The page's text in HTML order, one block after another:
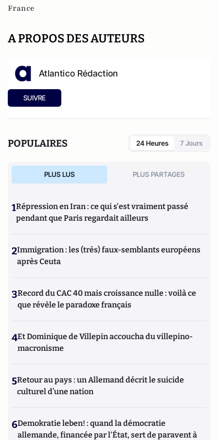
France
A PROPOS DES AUTEURS
Atlantico Rédaction
SUIVRE
POPULAIRES 24 Heures 7 Jours
PLUS LUS PLUS PARTAGES
1Répression en Iran : ce qui s'est vraiment passé
pendant que Paris regardait ailleurs
2Immigration : les (très) faux-semblants européens
après Ceuta
3Record du CAC 40 mais croissance nulle : voilà ce
que révèle le paradoxe français
4Et Dominique de Villepin accoucha du villepino-
macronisme
5Retour au pays : un Allemand décrit le suicide
culturel d’une nation
6Demokratie leben! : quand la démocratie
allemande, financée par l'État, sert de paravent à